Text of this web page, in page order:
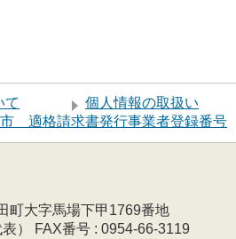
て 個人情報の取扱い
適格請求書発行事業者登録番号
町大字馬場下甲1769番地
） FAX番号 : 0954-66-3119